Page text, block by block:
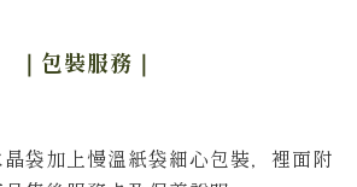
｜包裝服務 ｜
袋加上慢溫紙袋細心包裝，裡面附